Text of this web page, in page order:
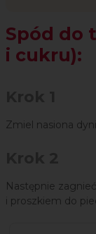
Spód do
i cukru):
Zmiel nasiona
Następnie
i proszkiem do